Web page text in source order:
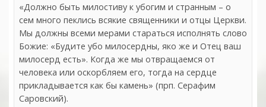
«Должно быть милостиву к убогим и странным – о
сем много пеклись всякие священники и отцы Церкви.
Мы должны всеми мерами стараться исполнять слово
Божие: «Будите убо милосердны, яко же и Отец ваш
милосерд есть». Когда же мы отвращаемся от
человека или оскорбляем его, тогда на сердце
прикладывается как бы камень» (прп. Серафим
Саровский).